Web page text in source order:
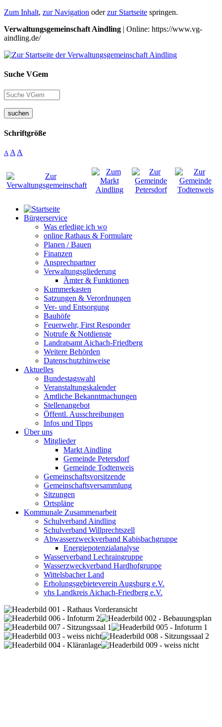
Zum Inhalt, zur Navigation oderzur Startseite springen.
Verwaltungsgemeinschaft Aindling | Online: https://www.vg-
aindling.de/
Suche VGem
suchen
Schriftgröße
A A A
Bürgerservice
Was erledige ich wo
online Rathaus & Formulare
Planen / Bauen
Finanzen
Ansprechpartner
Verwaltungsgliederung
Ämter & Funktionen
Kummerkasten
Satzungen & Verordnungen
Ver- und Entsorgung
Bauhöfe
Feuerwehr, First Responder
Notrufe & Notdienste
Landratsamt Aichach-Friedberg
Weitere Behörden
Datenschutzhinweise
Aktuelles
Bundestagswahl
Veranstaltungskalender
Amtliche Bekanntmachungen
Stellenangebot
Öffentl. Ausschreibungen
Infos und Tipps
Über uns
Mitglieder
Markt Aindling
Gemeinde Petersdorf
Gemeinde Todtenweis
Gemeinschaftsvorsitzende
Gemeinschaftsversammlung
Sitzungen
Ortspläne
Kommunale Zusammenarbeit
Schulverband Aindling
Schulverband Willprechtszell
Abwasserzweckverband Kabisbachgruppe
Energiepotenzialanalyse
Wasserverband Lechraingruppe
Wasserzweckverband Hardhofgruppe
Wittelsbacher Land
Erholungsgebieteverein Augsburg e.V.
vhs Landkreis Aichach-Friedberg e.V.